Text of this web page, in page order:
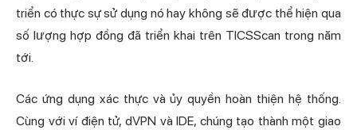
triển có thực sự sử dụng nó hay không sẽ được thể hiện qua
số lượng hợp đồng đã triển khai trên TICSScan trong năm
tới.
Các ứng dụng xác thực và ủy quyền hoàn thiện hệ thống.
Cùng với ví điện tử, dVPN và IDE, chúng tạo thành một giao